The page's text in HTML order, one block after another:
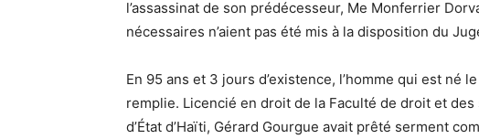
l’assassinat de son prédécesseur, Me Monferrier
nécessaires n’aient pas été mis à la disposition du
En 95 ans et 3 jours d’existence, l’homme qui est né le
remplie. Licencié en droit de la Faculté de droit et
d’État d’Haïti, Gérard Gourgue avait prêté serment